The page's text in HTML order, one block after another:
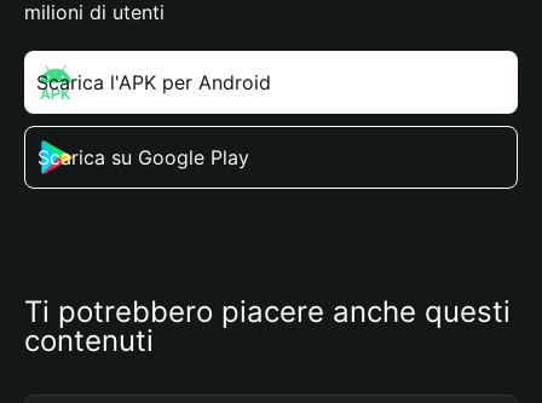
milioni di utenti
Scarica l'APK per Android
Scarica su Google Play
Ti potrebbero piacere anche questi
contenuti